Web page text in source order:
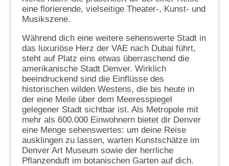
eine florierende, vielseitige Theater-, Kunst- und
Musikszene.
Während dich eine weitere sehenswerte Stadt in
das luxuriöse Herz der VAE nach Dubai führt,
steht auf Platz eins etwas überraschend die
amerikanische Stadt Denver. Wirklich
beeindruckend sind die Einflüsse des
historischen wilden Westens, die bis heute in
der eine Meile über dem Meeresspiegel
gelegener Stadt sichtbar ist. Als Metropole mit
mehr als 600.000 Einwohnern bietet dir Denver
eine Menge sehenswertes: um deine Reise
ausklingen zu lassen, warten Kunstschätze im
Denver Art Museum sowie der herrliche
Pflanzenduft im botanischen Garten auf dich.